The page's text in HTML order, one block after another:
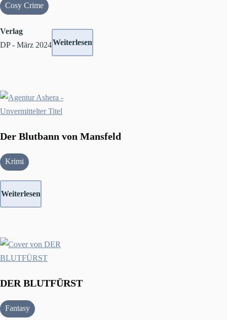
Cosy Crime
Verlag
DP - März 2024Weiterlesen
Der Blutbann von Mansfeld
Krimi
Weiterlesen
DER BLUTFÜRST
Fantasy